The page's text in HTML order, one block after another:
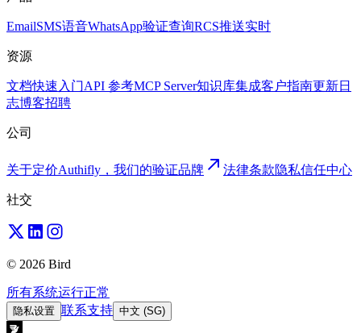
EmailSMS语音WhatsApp验证查询RCS推送实时
资源
文档快速入门API 参考MCP Server知识库集成客户指南更新日
志博客招聘
公司
关于定价Authifly，我们的验证品牌 法律条款隐私信任中心
社交
© 2026 Bird
所有系统运行正常
隐私设置 联系支持 中文 (SG)